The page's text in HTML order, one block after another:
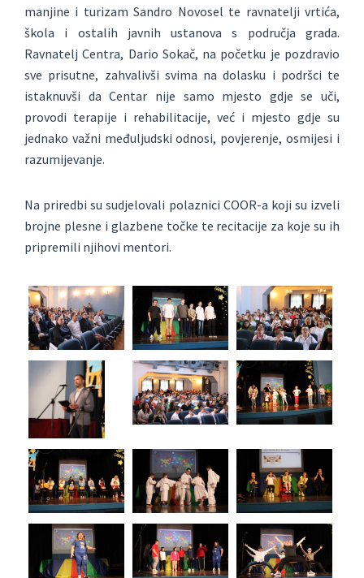
manjine i turizam Sandro Novosel te ravnatelji vrtića,
škola i ostalih javnih ustanova s područja grada.
Ravnatelj Centra, Dario Sokač, na početku je pozdravio
sve prisutne, zahvalivši svima na dolasku i podršci te
istaknuvši da Centar nije samo mjesto gdje se uči,
provodi terapije i rehabilitacije, već i mjesto gdje su
jednako važni međuljudski odnosi, povjerenje, osmijesi i
razumijevanje.
Na priredbi su sudjelovali polaznici COOR-a koji su izveli
brojne plesne i glazbene točke te recitacije za koje su ih
pripremili njihovi mentori.